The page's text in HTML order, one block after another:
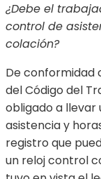
¿Debe el
control de
colación?
De conformidad
del Código del
obligado a
asistencia y
registro que
un reloj control